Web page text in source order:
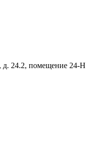
д. 24.2, помещение 24-Н